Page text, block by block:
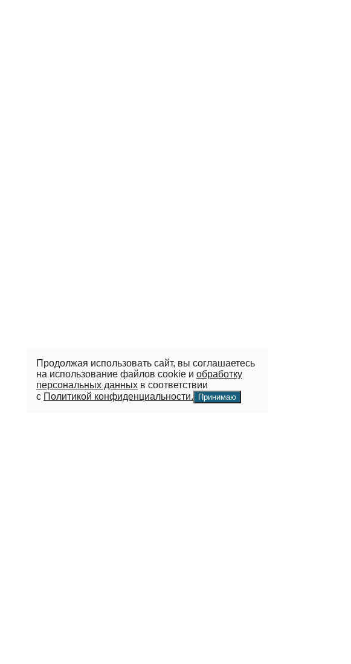
Продолжая использовать сайт, вы соглашаетесь
на использование файлов cookie и обработку
персональных данных в соответствии
с Политикой конфиденциальности. Принимаю